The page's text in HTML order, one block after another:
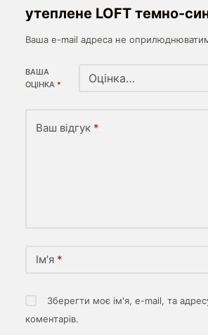
утеплене LOFT темно-
Ваша e-mail адреса не
ВАША
ОЦІНКА*
Ваш відгук *
Ім'я *
Зберегти моє ім'я, e-mail, та
коментарів.